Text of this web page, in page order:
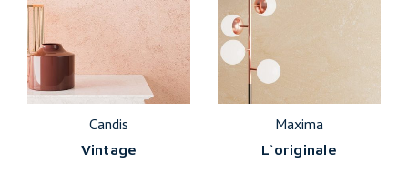
Candis
Vintage
Maxima
L`originale